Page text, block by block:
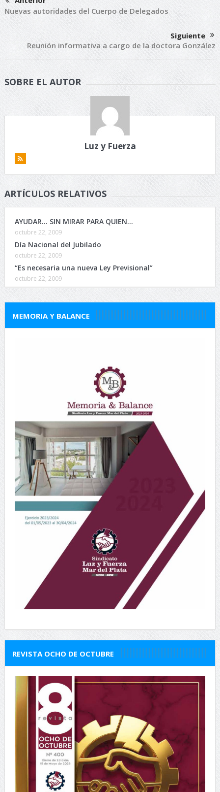
Nuevas autoridades del Cuerpo de Delegados
Siguiente
Reunión informativa a cargo de la doctora González
SOBRE EL AUTOR
Luz y Fuerza
ARTÍCULOS RELATIVOS
AYUDAR… SIN MIRAR PARA QUIEN…
octubre 22, 2009
Día Nacional del Jubilado
octubre 22, 2009
“Es necesaria una nueva Ley Previsional”
octubre 22, 2009
MEMORIA Y BALANCE
REVISTA OCHO DE OCTUBRE